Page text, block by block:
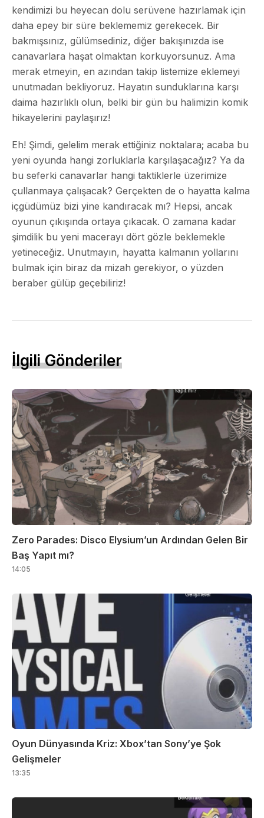
kendimizi bu heyecan dolu serüvene hazırlamak için
daha epey bir süre beklememiz gerekecek. Bir
bakmışsınız, gülümsediniz, diğer bakışınızda ise
canavarlara haşat olmaktan korkuyorsunuz. Ama
merak etmeyin, en azından takip listemize eklemeyi
unutmadan bekliyoruz. Hayatın sunduklarına karşı
daima hazırlıklı olun, belki bir gün bu halimizin komik
hikayelerini paylaşırız!
Eh! Şimdi, gelelim merak ettiğiniz noktalara; acaba bu
yeni oyunda hangi zorluklarla karşılaşacağız? Ya da
bu seferki canavarlar hangi taktiklerle üzerimize
çullanmaya çalışacak? Gerçekten de o hayatta kalma
içgüdümüz bizi yine kandıracak mı? Hepsi, ancak
oyunun çıkışında ortaya çıkacak. O zamana kadar
şimdilik bu yeni macerayı dört gözle beklemekle
yetineceğiz. Unutmayın, hayatta kalmanın yollarını
bulmak için biraz da mizah gerekiyor, o yüzden
beraber gülüp geçebiliriz!
İlgili Gönderiler
Zero Parades: Disco Elysium’un Ardından Gelen Bir
Baş Yapıt mı?
14:05
Oyun Dünyasında Kriz: Xbox’tan Sony’ye Şok
Gelişmeler
13:35